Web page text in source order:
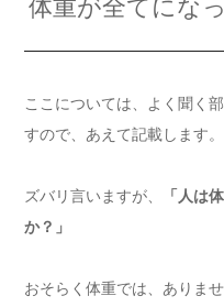
体重が全てにな
ここについては、よく聞く
すので、あえて記載します。
ズバリ言いますが、
「人は
か？」
おそらく体重では、ありま